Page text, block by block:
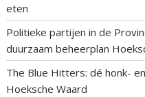
eten
Politieke partijen in de
duurzaam beheerplan
The Blue Hitters: dé honk-
Hoeksche Waard